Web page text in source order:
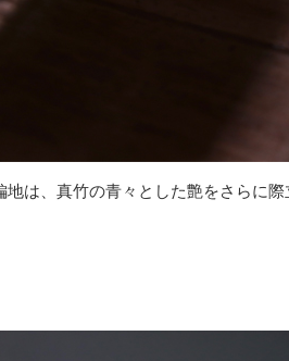
は、真竹の青々とした艶をさらに際